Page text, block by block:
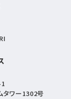
1
タワー1302号